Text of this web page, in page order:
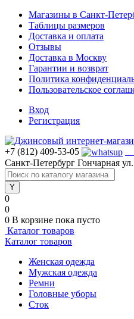
Магазины в Санкт-
Таблицы размеров
Доставка и оплата
Отзывы
Доставка в Москву
Гарантии и возврат
Политика
Пользовательское
Вход
Регистрация
+7 (812) 409-53-05
Санкт-Петербург Гончарная
0
0
0 В корзине пока пусто
Каталог товаров
Каталог товаров
Женская одежда
Мужская одежда
Ремни
Головные уборы
Сток